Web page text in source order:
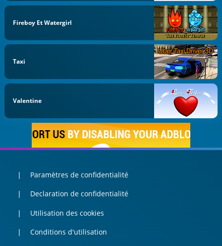
Fireboy Et Watergirl
Taxi
Valentine
Paramètres de confidentialité
Declaration de confidentialité
Utilisation des cookies
Conditions d'utilisation